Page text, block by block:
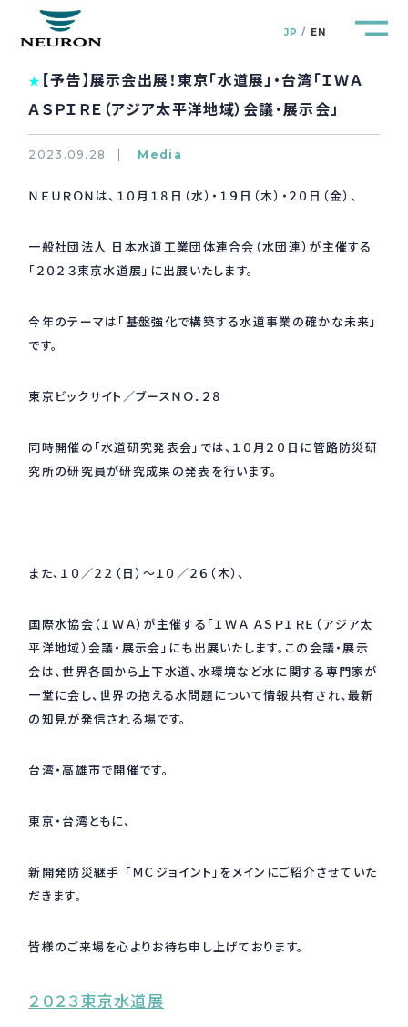
JP EN
研究開発
新着情報 News&Topics
採用情報 Recruit
★ 【予告】展示会出展！東京「水道展」・台湾「ＩＷＡ
ＡＳＰＩＲＥ（アジア太平洋地域）会議・展示会」
2023.09.28 Media
ＮＥＵＲＯＮは、１０月１８日（水）・１９日（木）・２０日（金）、
一般社団法人 日本水道工業団体連合会（水団連）が主催する
「２０２３東京水道展」に出展いたします。
今年のテーマは「基盤強化で構築する水道事業の確かな未来」
です。
東京ビックサイト／ブースＮＯ．２８
同時開催の「水道研究発表会」では、１０月２０日に管路防災研
究所の研究員が研究成果の発表を行います。
また、１０／２２（日）～１０／２６（木）、
国際水協会（ＩＷＡ）が主催する「ＩＷＡ ＡＳＰＩＲＥ（アジア太
平洋地域）会議・展示会」にも出展いたします。この会議・展示
会は、世界各国から上下水道、水環境など水に関する専門家が
一堂に会し、世界の抱える水問題について情報共有され、最新
の知見が発信される場です。
台湾・高雄市で開催です。
東京・台湾ともに、
新開発防災継手 「ＭＣジョイント」をメインにご紹介させていた
だきます。
皆様のご来場を心よりお待ち申し上げております。
２０２３東京水道展